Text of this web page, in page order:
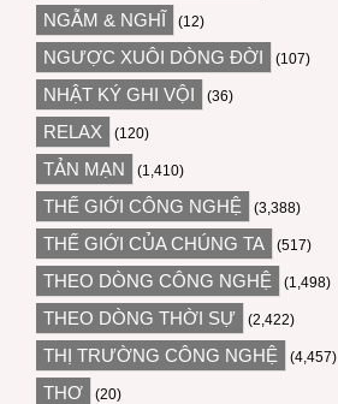
NGẪM & NGHĨ (12)
NGƯỢC XUÔI DÒNG ĐỜI (107)
NHẬT KÝ GHI VỘI (36)
RELAX (120)
TẢN MẠN (1,410)
THẾ GIỚI CÔNG NGHỆ (3,388)
THẾ GIỚI CỦA CHÚNG TA (517)
THEO DÒNG CÔNG NGHỆ (1,498)
THEO DÒNG THỜI SỰ (2,422)
THỊ TRƯỜNG CÔNG NGHỆ (4,457)
THƠ (20)